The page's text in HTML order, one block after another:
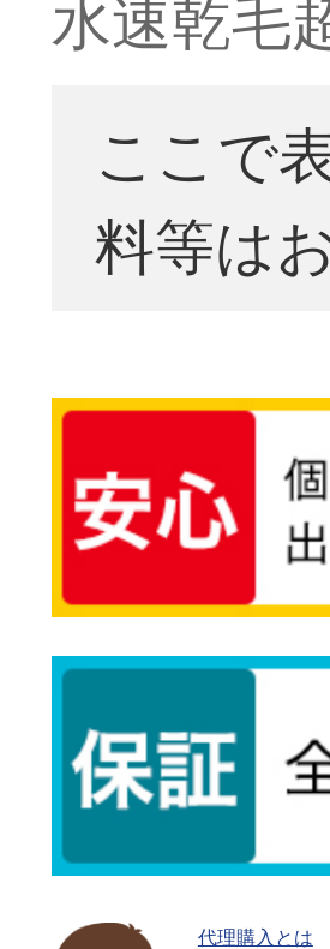
ここで
料等は
代理購入とは